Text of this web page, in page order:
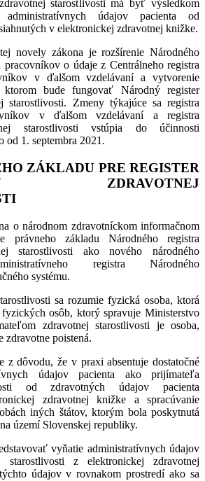
starostlivosti má byť výsledkom
údajov pacienta od
v elektronickej zdravotnej knižke.
novely zákona je rozšírenie Národného
pracovníkov o údaje z Centrálneho registra
v ďalšom vzdelávaní a vytvorenie
ktorom bude fungovať Národný register
starostlivosti. Zmeny týkajúce sa registra
v ďalšom vzdelávaní a registra
starostlivosti vstúpia do účinnosti
od 1. septembra 2021.
ZÁKLADU PRE REGISTER
ZDRAVOTNEJ
o národnom zdravotníckom informačnom
právneho základu Národného registra
starostlivosti ako nového národného
registra Národného
systému.
sa rozumie fyzická osoba, ktorá
osôb, ktorý spravuje Ministerstvo
zdravotnej starostlivosti je osoba,
zdravotne poistená.
z dôvodu, že v praxi absentuje dostatočné
údajov pacienta ako prijímateľa
od zdravotných údajov pacienta
zdravotnej knižke a spracúvanie
iných štátov, ktorým bola poskytnutá
území Slovenskej republiky.
vyňatie administratívnych údajov
starostlivosti z elektronickej zdravotnej
údajov v rovnakom prostredí ako sa